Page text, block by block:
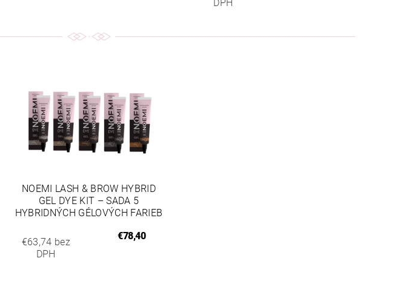
DPH
NOEMI LASH & BROW HYBRID
GEL DYE KIT – SADA 5
HYBRIDNÝCH GÉLOVÝCH FARIEB
€63,74 bez
DPH
€78,40